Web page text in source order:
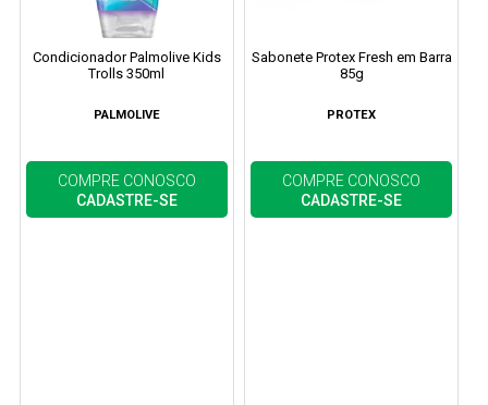
Condicionador Palmolive Kids
Trolls 350ml
PALMOLIVE
COMPRE CONOSCO
CADASTRE-SE
Sabonete Protex Fresh em Barra
85g
PROTEX
COMPRE CONOSCO
CADASTRE-SE